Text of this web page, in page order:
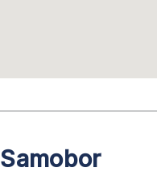
Samobor